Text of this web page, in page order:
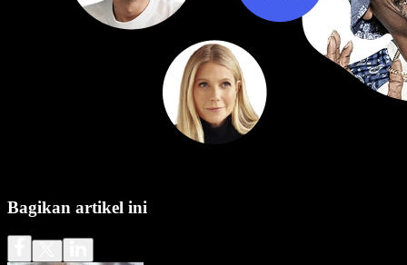
Bagikan artikel ini